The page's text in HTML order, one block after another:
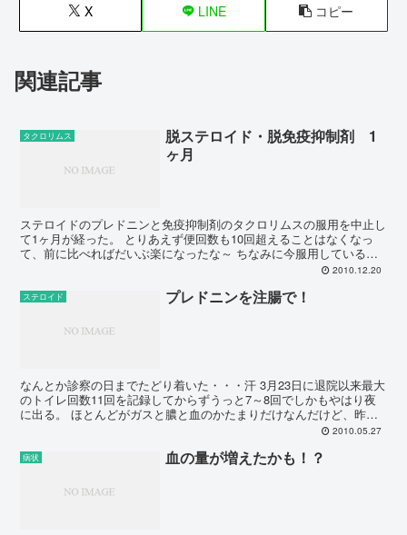
X LINE コピー
関連記事
タクロリムス
脱ステロイド・脱免疫抑制剤 1
ヶ月
ステロイドのプレドニンと免疫抑制剤のタクロリムスの服用を中止し
て1ヶ月が経った。 とりあえず便回数も10回超えることはなくなっ
て、前に比べればだいぶ楽になったな～ ちなみに今服用している薬
2010.12.20
ステロイド プレドニンを注腸で！
なんとか診察の日までたどり着いた・・・汗 3月23日に退院以来最大
のトイレ回数11回を記録してからずうっと7～8回でしかもやはり夜
に出る。 ほとんどがガスと膿と血のかたまりだけなんだけど、昨日
2010.05.27
病状 血の量が増えたかも！？